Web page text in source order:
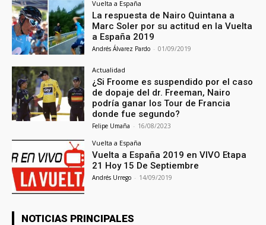
Vuelta a España
La respuesta de Nairo Quintana a
Marc Soler por su actitud en la Vuelta
a España 2019
Andrés Álvarez Pardo - 01/09/2019
Actualidad
¿Si Froome es suspendido por el caso
de dopaje del dr. Freeman, Nairo
podría ganar los Tour de Francia
donde fue segundo?
Felipe Umaña - 16/08/2023
Vuelta a España
Vuelta a España 2019 en VIVO Etapa
21 Hoy 15 De Septiembre
Andrés Urrego - 14/09/2019
NOTICIAS PRINCIPALES